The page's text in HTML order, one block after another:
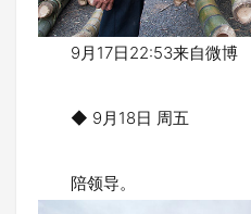
9月17日22:53来自微博
◆ 9月18日 周五
陪领导。